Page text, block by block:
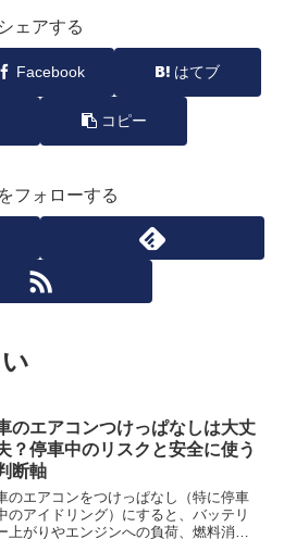
シェアする
Facebook はてブ
コピー
フォローする
のエアコンつけっぱなしは大丈
？停車中のリスクと安全に使う
断軸
のエアコンをつけっぱなし（特に停車
のアイドリング）にすると、バッテリ
上がりやエンジンへの負荷、燃料消